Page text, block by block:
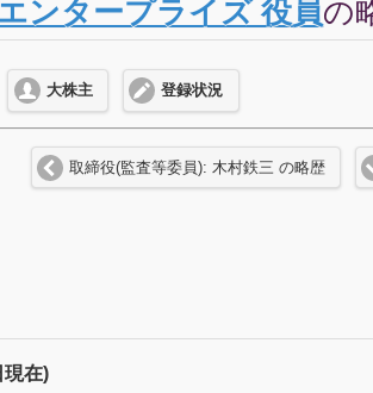
ンタープライズ 役員の
大株主 登録状況
取締役(監査等委員): 木村鉄三 の略歴
現在)